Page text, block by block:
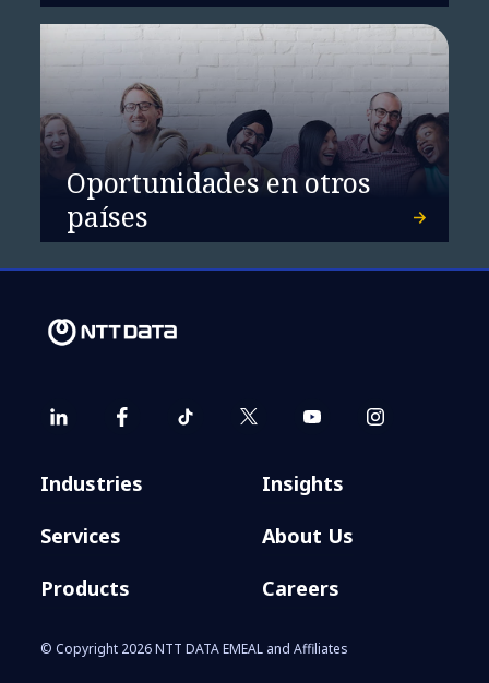
Oportunidades en otros
países
Industries
Services
Products
Insights
About Us
Careers
© Copyright 2026 NTT DATA EMEAL and Affiliates